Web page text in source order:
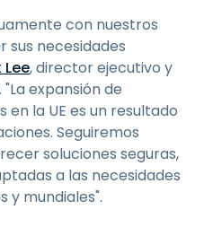
con nuestros
necesidades
Lee, director ejecutivo y
expansión de
en la UE es un resultado
Seguiremos
soluciones seguras,
a las necesidades
y mundiales".